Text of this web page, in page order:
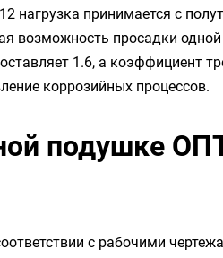
нагрузка принимается с
возможность просадки
1.6, а коэффициент
коррозийных процессов.
подушке
с рабочими